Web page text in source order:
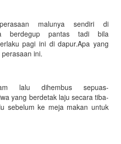
malunya sendiri di
berdegup pantas tadi bila
pagi ini di dapur.Apa yang
ini.
lalu dihembus sepuas-
yang berdetak laju secara tiba-
sebelum ke meja makan untuk